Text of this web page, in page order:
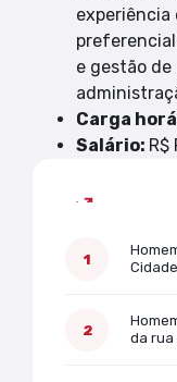
e gestão
Carga
Salário: R$
da rua